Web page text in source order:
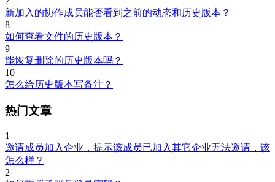
新加入的协作成员能否看到之前的动态和历史版本？
8
如何查看文件的历史版本？
9
能恢复删除的历史版本吗？
10
怎么给历史版本写备注？
热门文章
1
邀请成员加入企业，提示该成员已加入其它企业无法邀请，该
怎么样？
2